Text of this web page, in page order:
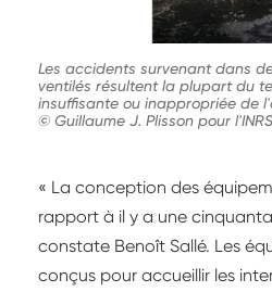
Les accidents survenant dans
ventilés résultent la plupart du
insuffisante ou inappropriée de
© Guillaume J. Plisson pour
« La conception des
rapport à il y a une
constate Benoît Sallé. Les
conçus pour accueillir les